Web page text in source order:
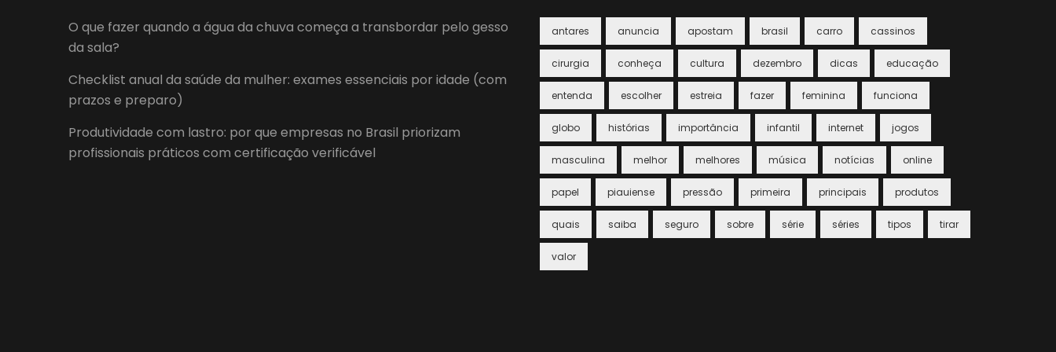
O que fazer quando a água da chuva começa a transbordar pelo gesso
da sala?
Checklist anual da saúde da mulher: exames essenciais por idade (com
prazos e preparo)
Produtividade com lastro: por que empresas no Brasil priorizam
profissionais práticos com certificação verificável
antares anuncia apostam brasil carro cassinos
cirurgia conheça cultura dezembro dicas educação
entenda escolher estreia fazer feminina funciona
globo histórias importância infantil internet jogos
masculina melhor melhores música notícias online
papel piauiense pressão primeira principais produtos
quais saiba seguro sobre série séries tipos tirar
valor